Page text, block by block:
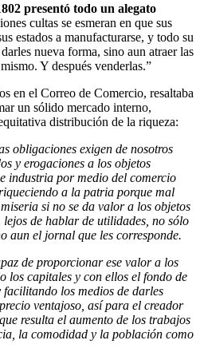
presentó todo un alegato
cultas se esmeran en que sus
estados a manufacturarse, y todo su
nueva forma, sino aun atraer las
Y después venderlas.”
en el Correo de Comercio, resaltaba
un sólido mercado interno,
distribución de la riqueza:
obligaciones exigen de nosotros
y erogaciones a los objetos
industria por medio del comercio
a la patria porque mal
si no se da valor a los objetos
de hablar de utilidades, no sólo
aun el jornal que les corresponde.
de proporcionar ese valor a los
los capitales y con ellos el fondo de
los medios de darles
ventajoso, así para el creador
resulta el aumento de los trabajos
la comodidad y la población como